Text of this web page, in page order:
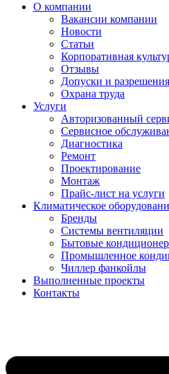
О компании
Вакансии компании
Новости
Статьи
Корпоративная
Отзывы
Допуски и разрешения
Охрана труда
Услуги
Авторизованный
Сервисное
Диагностика
Ремонт
Проектирование
Монтаж
Прайс-лист на услуги
Климатическое
Бренды
Системы вентиляции
Бытовые
Промышленное
Чиллер фанкойлы
Выполненные проекты
Контакты